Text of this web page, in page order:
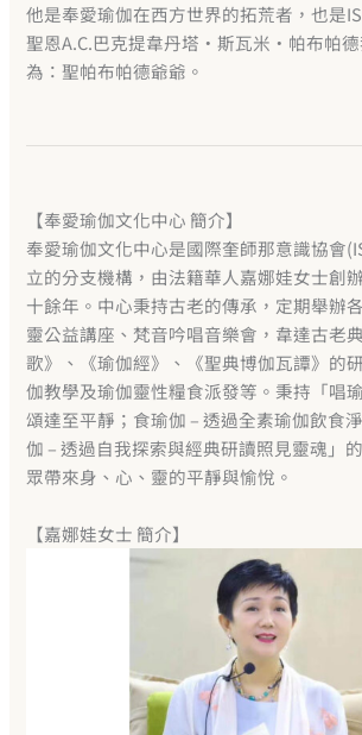
他是奉愛瑜伽在西方世界的拓荒者，也是
聖恩A.C.巴克提韋丹塔‧斯瓦米‧帕布帕
為：聖帕布帕德爺爺。
【奉愛瑜伽文化中心 簡介】
奉愛瑜伽文化中心是國際奎師那意識協會
立的分支機構，由法籍華人嘉娜娃女士創
十餘年。中心秉持古老的傳承，定期舉辦
靈公益講座、梵音吟唱音樂會，韋達古老
歌》、《瑜伽經》、《聖典博伽瓦譚》的
伽教學及瑜伽靈性糧食派發等。秉持「唱
頌達至平靜；食瑜伽 – 透過全素瑜伽飲食
伽 – 透過自我探索與經典研讀照見靈魂」
眾帶來身、心、靈的平靜與愉悅。
【嘉娜娃女士 簡介】